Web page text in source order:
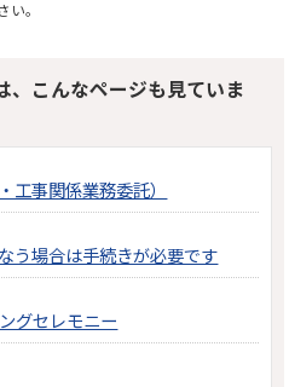
い。
、こんなページも見ていま
工事関係業務委託）
う場合は手続きが必要です
グセレモニー